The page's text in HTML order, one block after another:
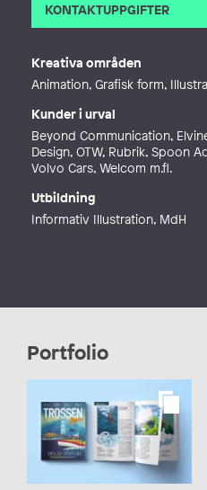
KONTAKTUPPGIFTER
Kreativa områden
Animation, Grafisk form,
Kunder i urval
Beyond Communication,
Design, OTW, Rubrik, Spoon
Volvo Cars, Welcom m.fl.
Utbildning
Informativ Illustration, MdH
Portfolio